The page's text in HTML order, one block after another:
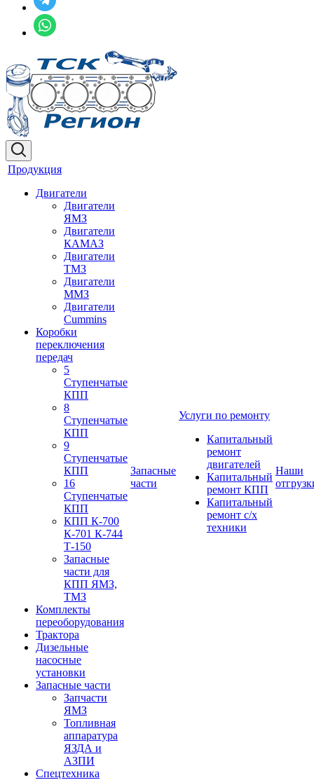
Продукция
Двигатели
Двигатели
ЯМЗ
Двигатели
КАМАЗ
Двигатели
ТМЗ
Двигатели
ММЗ
Двигатели
Cummins
Коробки
переключения
передач
5
Ступенчатые
КПП
8
Ступенчатые
КПП
9
Ступенчатые
КПП
16
Ступенчатые
КПП
КПП К-700
К-701 К-744
Т-150
Запасные
части для
КПП ЯМЗ,
ТМЗ
Комплекты
переоборудования
Трактора
Дизельные
насосные
установки
Запасные части
Запчасти
ЯМЗ
Топливная
аппаратура
ЯЗДА и
АЗПИ
Спецтехника
Запасные
части
Услуги по ремонту
Капитальный
ремонт
двигателей
Капитальный
ремонт КПП
Капитальный
ремонт с/х
техники
Наши